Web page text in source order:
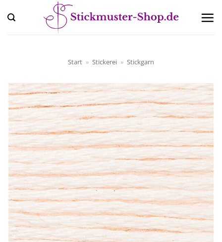
Inhalt
springen
Start » Stickerei » Stickgarn